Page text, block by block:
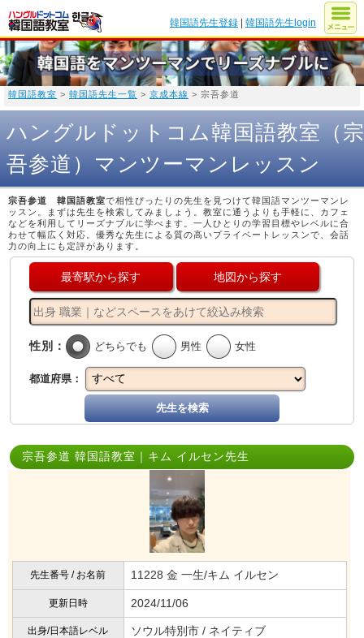
韓国語先生登録 |韓国語先生login
韓国語教室 > 韓国語先生一覧 > 京成本線 > 宗吾参道
ハングルドットコム韓国語教室（宗
吾参道）マンツーマンレッスン
宗吾参道 韓国語教室で相性ぴったりの先生を見つけて韓国語マンツーマンレ
ッスン。まずは先生を検索してみましょう。教室に通うよりも手軽に、カフェ
などを利用してリーズナブルに学べます。一人ひとりの学習目標やレベルに合
わせて幅広く対応。優秀な先生による質の高いプライベートレッスンで、会話
力の向上にも定評があります。
最寄駅から探す 地図から探す
性別： どちらでも 男性 女性
都道府県：
先生を検索
宗吾参道 韓国語教室｜キム イルセン先生
先生番号 / お名前 11228 金 一生/キム イルセン
更新日時 2024/11/06
出身/日本語レベル ソウル特別市 / ネイティブ